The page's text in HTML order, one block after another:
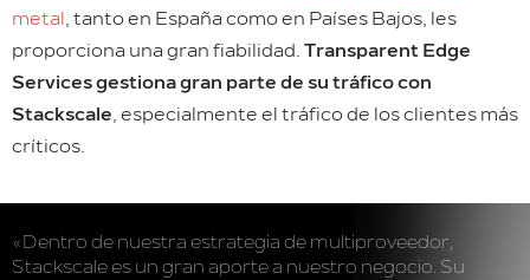
metal, tanto en España como en Países Bajos, les
proporciona una gran fiabilidad. Transparent Edge
Services gestiona gran parte de su tráfico con
Stackscale, especialmente el tráfico de los clientes más
críticos.
«Dentro de nuestra estrategia de multiproveedor,
Stackscale es un gran aporte a nuestro negocio. Su